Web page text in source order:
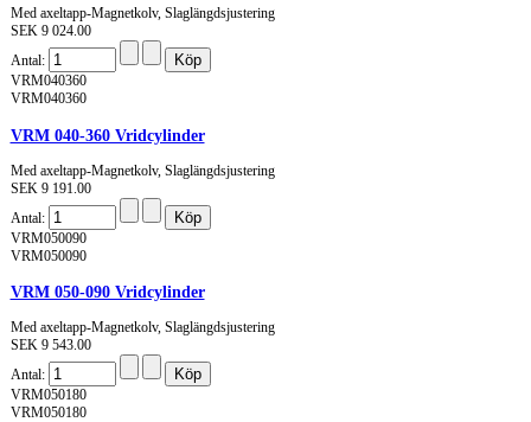
Med axeltapp-Magnetkolv, Slaglängdsjustering
SEK 9 024.00
Antal:
VRM040360
VRM040360
VRM 040-360 Vridcylinder
Med axeltapp-Magnetkolv, Slaglängdsjustering
SEK 9 191.00
Antal:
VRM050090
VRM050090
VRM 050-090 Vridcylinder
Med axeltapp-Magnetkolv, Slaglängdsjustering
SEK 9 543.00
Antal:
VRM050180
VRM050180